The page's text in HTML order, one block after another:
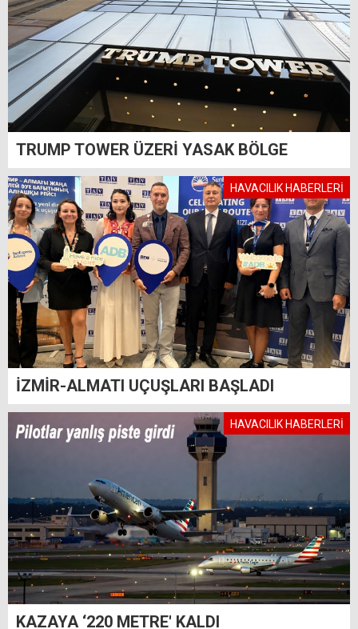
TRUMP TOWER ÜZERİ YASAK BÖLGE
HAVACILIK HABERLERİ
İZMİR-ALMATI UÇUŞLARI BAŞLADI
HAVACILIK HABERLERİ
KAZAYA ‘220 METRE' KALDI